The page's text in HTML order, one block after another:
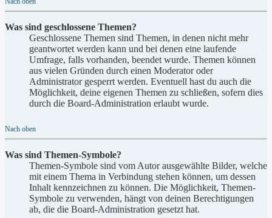
Was sind geschlossene Themen?
Geschlossene Themen sind Themen, in denen nicht mehr
geantwortet werden kann und bei denen eine laufende
Umfrage, falls vorhanden, beendet wurde. Themen können
aus vielen Gründen durch einen Moderator oder
Administrator gesperrt werden. Eventuell hast du auch die
Möglichkeit, deine eigenen Themen zu schließen, sofern dies
durch die Board-Administration erlaubt wurde.
Nach oben
Was sind Themen-Symbole?
Themen-Symbole sind vom Autor ausgewählte Bilder, welche
mit einem Thema in Verbindung stehen können, um dessen
Inhalt kennzeichnen zu können. Die Möglichkeit, Themen-
Symbole zu verwenden, hängt von deinen Berechtigungen
ab, die die Board-Administration gesetzt hat.